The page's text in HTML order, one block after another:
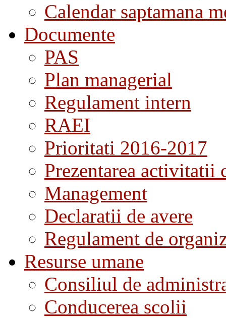
Calendar saptamana
Documente
PAS
Plan managerial
Regulament intern
RAEI
Prioritati 2016-2017
Prezentarea activitatii
Management
Declaratii de avere
Regulament de
Resurse umane
Consiliul de
Conducerea scolii